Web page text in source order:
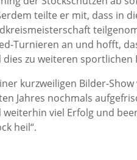
teilte er mit, dass in
Turnieren an und hofft,
dies zu weiteren sportlichen
kurzweiligen Bilder-
Jahres nochmals
weiterhin viel Erfolg und
heil“.